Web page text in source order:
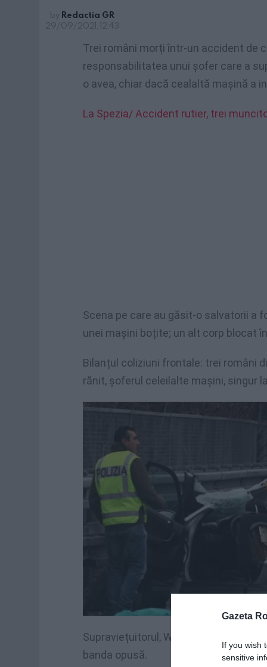
Gazeta
If you wish
sensitive
by Redactia GR
29/09/2021, 12:43
Trei români morți într-un accident de
responsabilitatea unui șofer care a
o avea, chiar dacă cealaltă mașină a
La Spezia/ Accident rutier, trei
Scena pe care au găsit-o salvatorii a
unei mașini boțite; un alt corp blocat
Bilanțul coliziuni frontale: trei români
rănit, șoferul celeilalte mașini, singur
Supraviețuitorul, W.G., a fost ciocnit
banda opusă.